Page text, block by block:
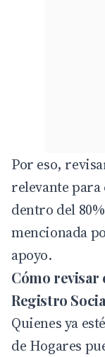
Por eso,
relevante
dentro del
mencionada
apoyo.
Cómo revisar
Registro
Quienes ya
de Hogares